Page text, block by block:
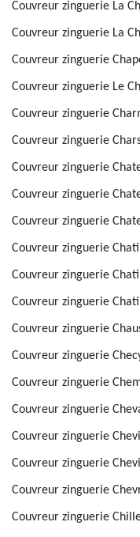
Couvreur zinguerie La
Couvreur zinguerie La
Couvreur zinguerie
Couvreur zinguerie Le
Couvreur zinguerie
Couvreur zinguerie
Couvreur zinguerie
Couvreur zinguerie
Couvreur zinguerie
Couvreur zinguerie
Couvreur zinguerie
Couvreur zinguerie
Couvreur zinguerie
Couvreur zinguerie
Couvreur zinguerie
Couvreur zinguerie
Couvreur zinguerie
Couvreur zinguerie
Couvreur zinguerie
Couvreur zinguerie